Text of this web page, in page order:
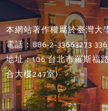
本網站著作權屬於臺灣大
電話：886-2-33663273
地址：106 台北市羅斯福
合大樓247室)